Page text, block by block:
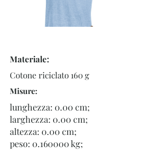
Materiale:
Cotone riciclato 160 g
Misure:
lunghezza: 0.00 cm;
larghezza: 0.00 cm;
altezza: 0.00 cm;
peso: 0.160000kg;